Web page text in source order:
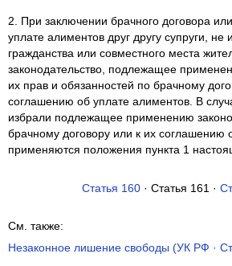
2. При заключении брачного договора
уплате алиментов друг другу супруги,
гражданства или совместного места
законодательство, подлежащее
их прав и обязанностей по брачному
соглашению об уплате алиментов. В
избрали подлежащее применению
брачному договору или к их соглашению
применяются положения пункта 1
Статья 160· Статья 161 ·
См. также:
Незаконное лишение свободы (УК РФ ·